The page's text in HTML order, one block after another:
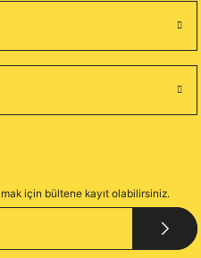
için bültene kayıt olabilirsiniz.